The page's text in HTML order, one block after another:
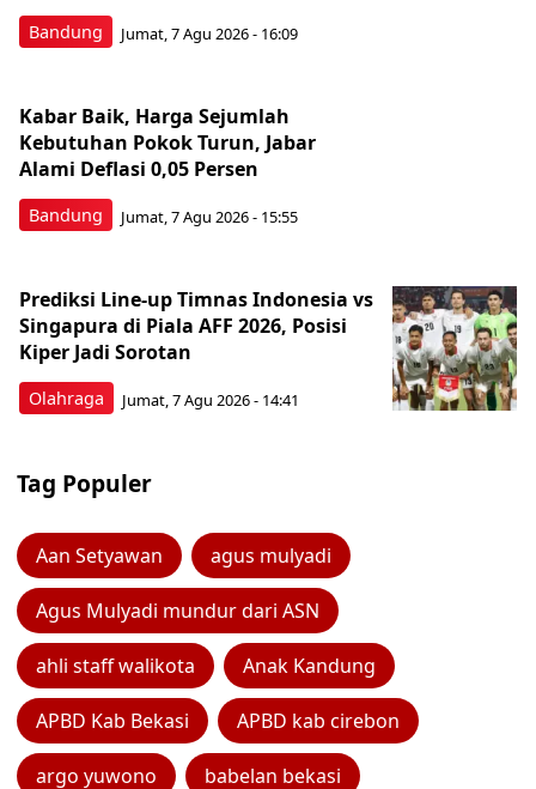
Bandung Jumat, 7 Agu 2026 - 16:09
Bandung
Kabar Baik, Harga Sejumlah
Kebutuhan Pokok Turun, Jabar
Alami Deflasi 0,05 Persen
Jumat, 7 Agu 2026 - 15:55
Olahraga
Prediksi Line-up Timnas Indonesia vs
Singapura di Piala AFF 2026, Posisi
Kiper Jadi Sorotan
Jumat, 7 Agu 2026 - 14:41
Tag Populer
Aan Setyawan agus mulyadi
Agus Mulyadi mundur dari ASN
ahli staff walikota Anak Kandung
APBD Kab Bekasi APBD kab cirebon
argo yuwono babelan bekasi